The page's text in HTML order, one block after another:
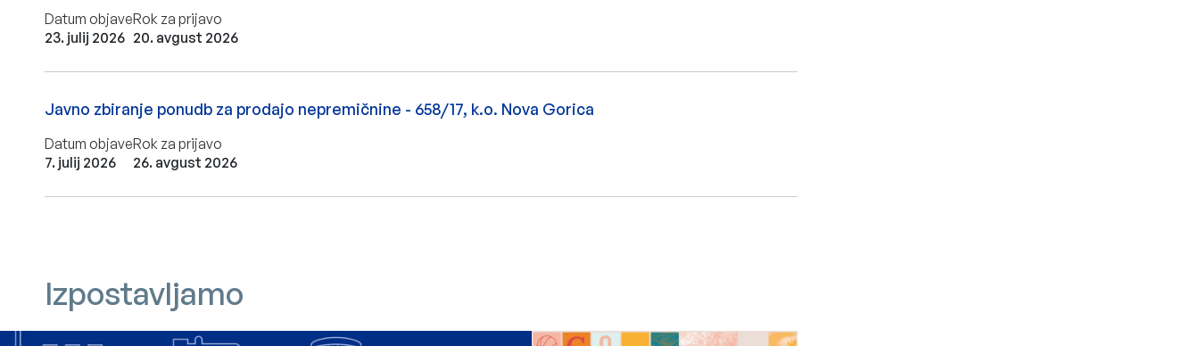
Datum objave
23. julij 2026
Rok za prijavo
20. avgust 2026
Javno zbiranje ponudb za prodajo nepremičnine - 658/17, k.o. Nova Gorica
Datum objave
7. julij 2026
Rok za prijavo
26. avgust 2026
Izpostavljamo